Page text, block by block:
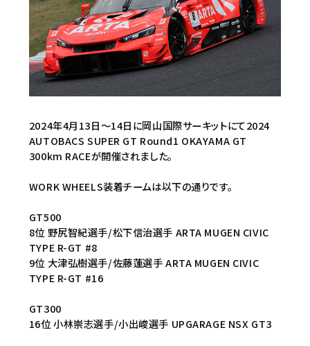
2024年4月13日～14日に岡山国際サーキットにて2024
AUTOBACS SUPER GT Round1 OKAYAMA GT
300km RACEが開催されました。
WORK WHEELS装着チームは以下の通りです。
GT500
8位 野尻智紀選手/松下信治選手 ARTA MUGEN CIVIC
TYPE R-GT #8
9位 大津弘樹選手/佐藤蓮選手 ARTA MUGEN CIVIC
TYPE R-GT #16
GT300
16位 小林崇志選手/小出峻選手 UPGARAGE NSX GT3